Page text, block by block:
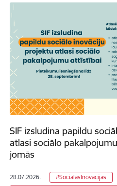
SIF izsludina papildu
atlasi sociālo
jomās
28.07.2026.
#SociālāsInovācijas